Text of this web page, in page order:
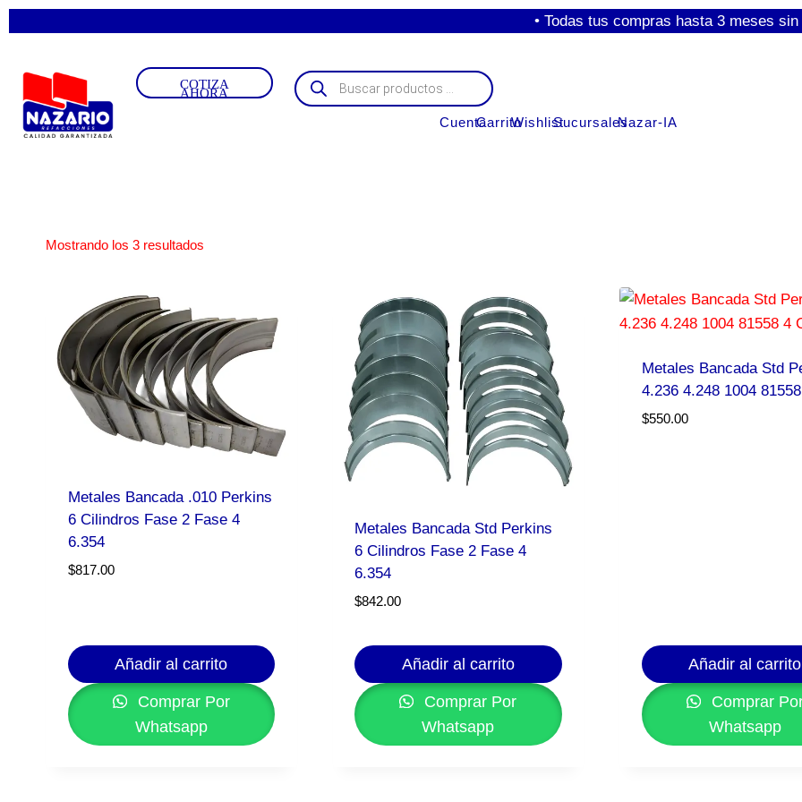
• Todas tus compras hasta 3 meses sin
COTIZA
AHORA
CuentaCarritoWishlistSucursalesNazar-IA
Mostrando los 3 resultados
Metales Bancada .010 Perkins
6 Cilindros Fase 2 Fase 4
6.354
$817.00
Añadir al carrito
Comprar Por
Whatsapp
Metales Bancada Std Perkins
6 Cilindros Fase 2 Fase 4
6.354
$842.00
Añadir al carrito
Comprar Por
Whatsapp
Metales Bancada Std
4.236 4.248 1004
$550.00
Añadir al carrito
Comprar
Whatsapp